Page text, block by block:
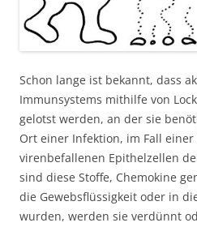
Schon lange ist bekannt, dass
Immunsystems mithilfe von
gelotst werden, an der sie
Ort einer Infektion, im Fall
virenbefallenen Epithelzellen
sind diese Stoffe, Chemokine
die Gewebsflüssigkeit oder in
wurden, werden sie verdünnt